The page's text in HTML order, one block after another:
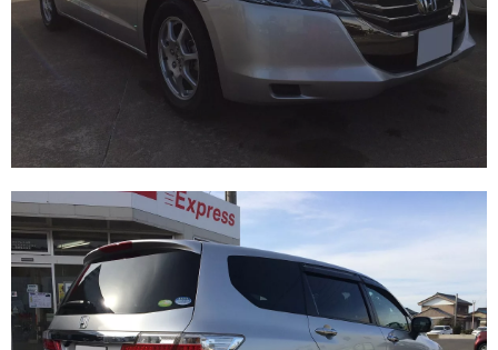
18インチ：冬タイヤホイール
19インチ：冬タイヤホイール
20インチ：冬タイヤホイール
夏タイヤホイール
12インチ：夏タイヤホイール
13インチ：夏タイヤホイール